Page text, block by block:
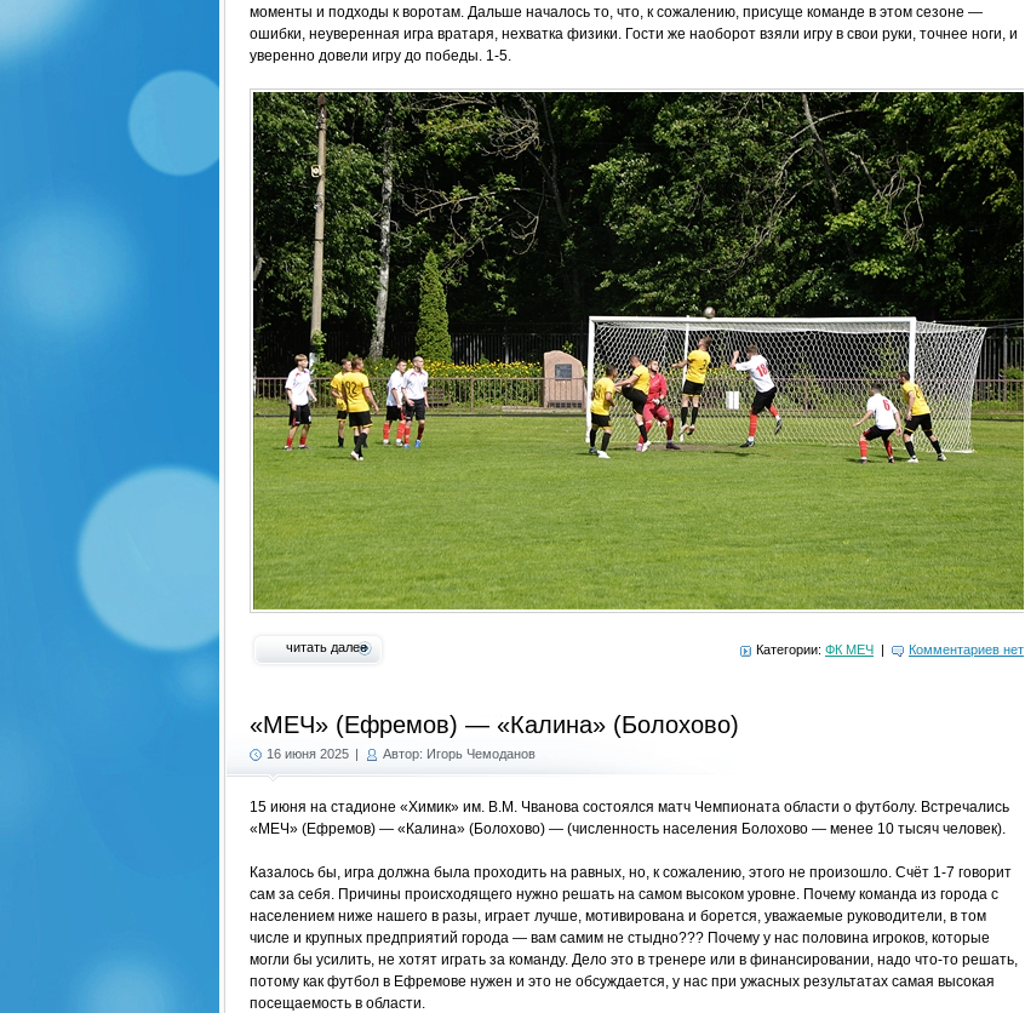
моменты и подходы к воротам. Дальше началось то, что, к сожалению, присуще команде в этом сезоне —
ошибки, неуверенная игра вратаря, нехватка физики. Гости же наоборот взяли игру в свои руки, точнее ноги, и
уверенно довели игру до победы. 1-5.
читать далее Категории: ФК МЕЧ | Комментариев нет
«МЕЧ» (Ефремов) — «Калина» (Болохово)
16 июня 2025 | Автор: Игорь Чемоданов
15 июня на стадионе «Химик» им. В.М. Чванова состоялся матч Чемпионата области о футболу. Встречались
«МЕЧ» (Ефремов) — «Калина» (Болохово) — (численность населения Болохово — менее 10 тысяч человек).
Казалось бы, игра должна была проходить на равных, но, к сожалению, этого не произошло. Счёт 1-7 говорит
сам за себя. Причины происходящего нужно решать на самом высоком уровне. Почему команда из города с
населением ниже нашего в разы, играет лучше, мотивирована и борется, уважаемые руководители, в том
числе и крупных предприятий города — вам самим не стыдно??? Почему у нас половина игроков, которые
могли бы усилить, не хотят играть за команду. Дело это в тренере или в финансировании, надо что-то решать,
потому как футбол в Ефремове нужен и это не обсуждается, у нас при ужасных результатах самая высокая
посещаемость в области.